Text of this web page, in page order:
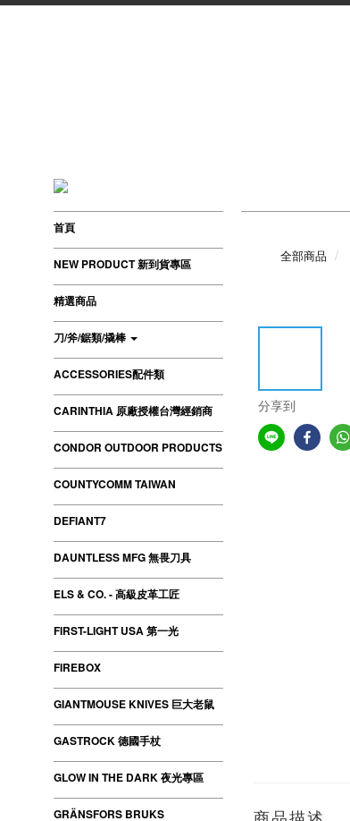
首頁
NEW PRODUCT 新到貨專區
精選商品
刀/斧/鋸類/撬棒
ACCESSORIES配件類
CARINTHIA 原廠授權台灣經銷商
CONDOR OUTDOOR PRODUCTS
COUNTYCOMM TAIWAN
DEFIANT7
DAUNTLESS MFG 無畏刀具
ELS & CO. - 高級皮革工匠
FIRST-LIGHT USA 第一光
FIREBOX
GIANTMOUSE KNIVES 巨大老鼠
GASTROCK 德國手杖
GLOW IN THE DARK 夜光專區
GRÄNSFORS BRUKS
全部商品
分享到